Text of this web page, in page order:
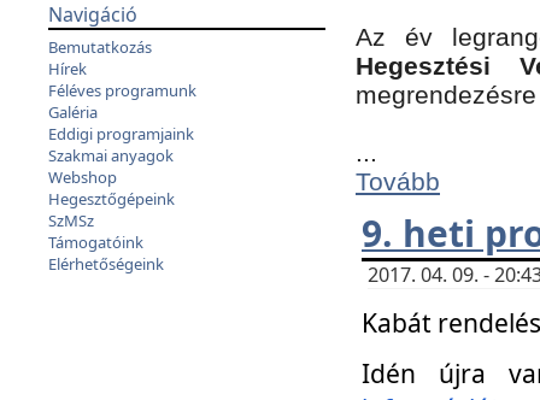
Navigáció
Bemutatkozás
Hírek
Féléves programunk
Galéria
Eddigi programjaink
Szakmai anyagok
Webshop
Hegesztőgépeink
SzMSz
Támogatóink
Elérhetőségeink
Az év
Hegesztési
...
Tovább
9. heti
2017. 04. 09. -
Kabát
Idén újra